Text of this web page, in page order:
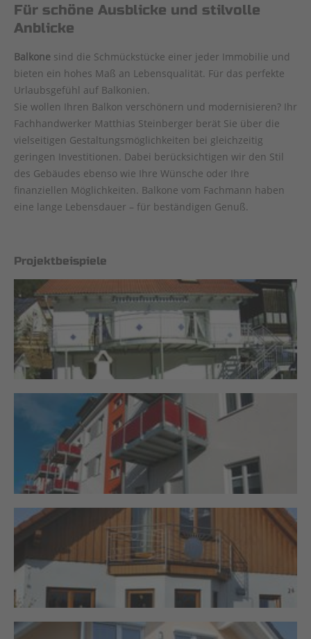
Für schöne Ausblicke und stilvolle
Anblicke
Balkone sind die Schmückstücke einer jeder Immobilie und
bieten ein hohes Maß an Lebensqualität. Für das perfekte
Urlaubsgefühl auf Balkonien.
Sie wollen Ihren Balkon verschönern und modernisieren? Ihr
Fachhandwerker Matthias Steinberger berät Sie über die
vielseitigen Gestaltungsmöglichkeiten bei gleichzeitig
geringen Investitionen. Dabei berücksichtigen wir den Stil
des Gebäudes ebenso wie Ihre Wünsche oder Ihre
finanziellen Möglichkeiten. Balkone vom Fachmann haben
eine lange Lebensdauer – für beständigen Genuß.
Projektbeispiele